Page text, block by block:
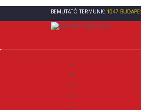
BEMUTATÓ TERMÜNK: 1047